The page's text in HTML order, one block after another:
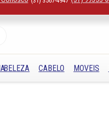
BELEZA CABELO MOVEIS